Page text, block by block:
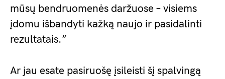
mūsų bendruomenės daržuose – visiems
įdomu išbandyti kažką naujo ir pasidalinti
rezultatais.”
Ar jau esate pasiruošę įsileisti šį spalvingą